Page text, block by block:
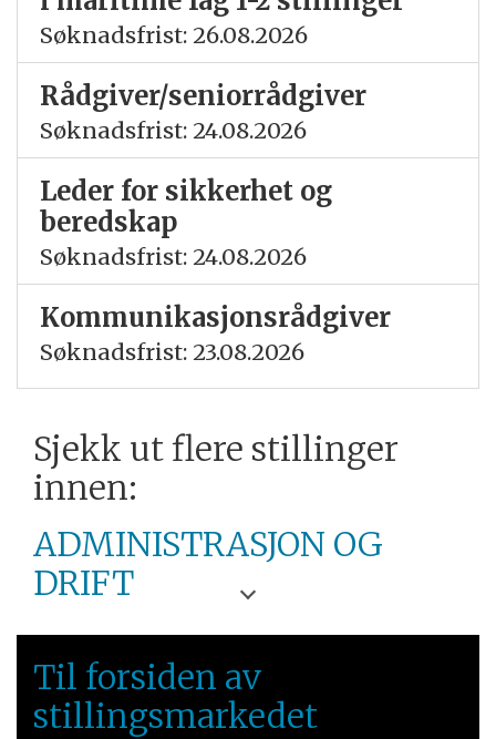
Søknadsfrist: 26.08.2026
Rådgiver/seniorrådgiver
Søknadsfrist: 24.08.2026
Leder for sikkerhet og
beredskap
Søknadsfrist: 24.08.2026
Kommunikasjonsrådgiver
Søknadsfrist: 23.08.2026
Sjekk ut flere stillinger
innen:
ADMINISTRASJON OG
DRIFT
VETERINÆRINSTITUTTET
ØSTLANDET
Til forsiden av
stillingsmarkedet